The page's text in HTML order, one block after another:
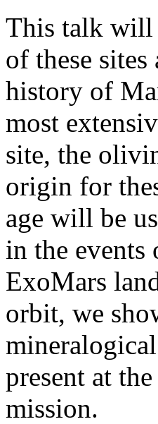
This talk will
of these
history of
most
site, the
origin for
age will be
in the events
ExoMars
orbit, we
present at
mission.